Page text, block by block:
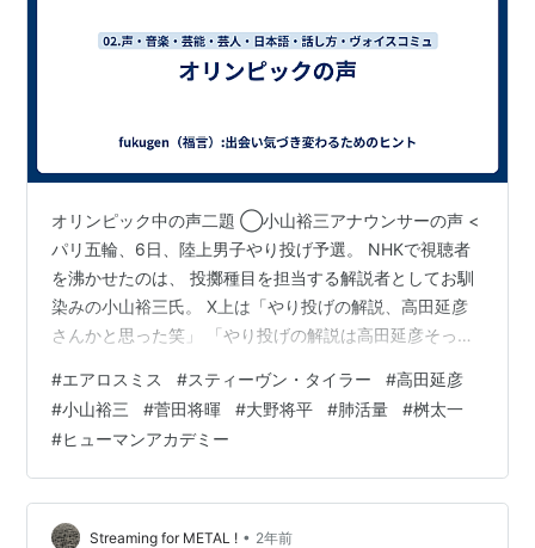
オリンピック中の声二題 ◯小山裕三アナウンサーの声 <
パリ五輪、6日、陸上男子やり投げ予選。 NHKで視聴者
を沸かせたのは、 投擲種目を担当する解説者としてお馴
染みの小山裕三氏。 X上は「やり投げの解説、高田延彦
さんかと思った笑」 「やり投げの解説は高田延彦そっく
とてもいい」 「やり投げの解説の人の声というか喋り方
がなんかいいなぁ～～～なんか癒される」 「解説の人の
話なぜかなぞにめちゃ元気でる」 「優しさが溢れてて幸
せな気持ちになる」など。 (THE ANSWER編集部編纂
8/6)> ◯大野翔平さんの声 <柔道混合団体はＮＨＫが中
継し、大野将…
#エアロスミス #スティーヴン・タイラー #高田延彦
#小山裕三 #菅田将暉 #大野将平 #肺活量 #桝太一
#ヒューマンアカデミー
Streaming for METAL ! • 2年前